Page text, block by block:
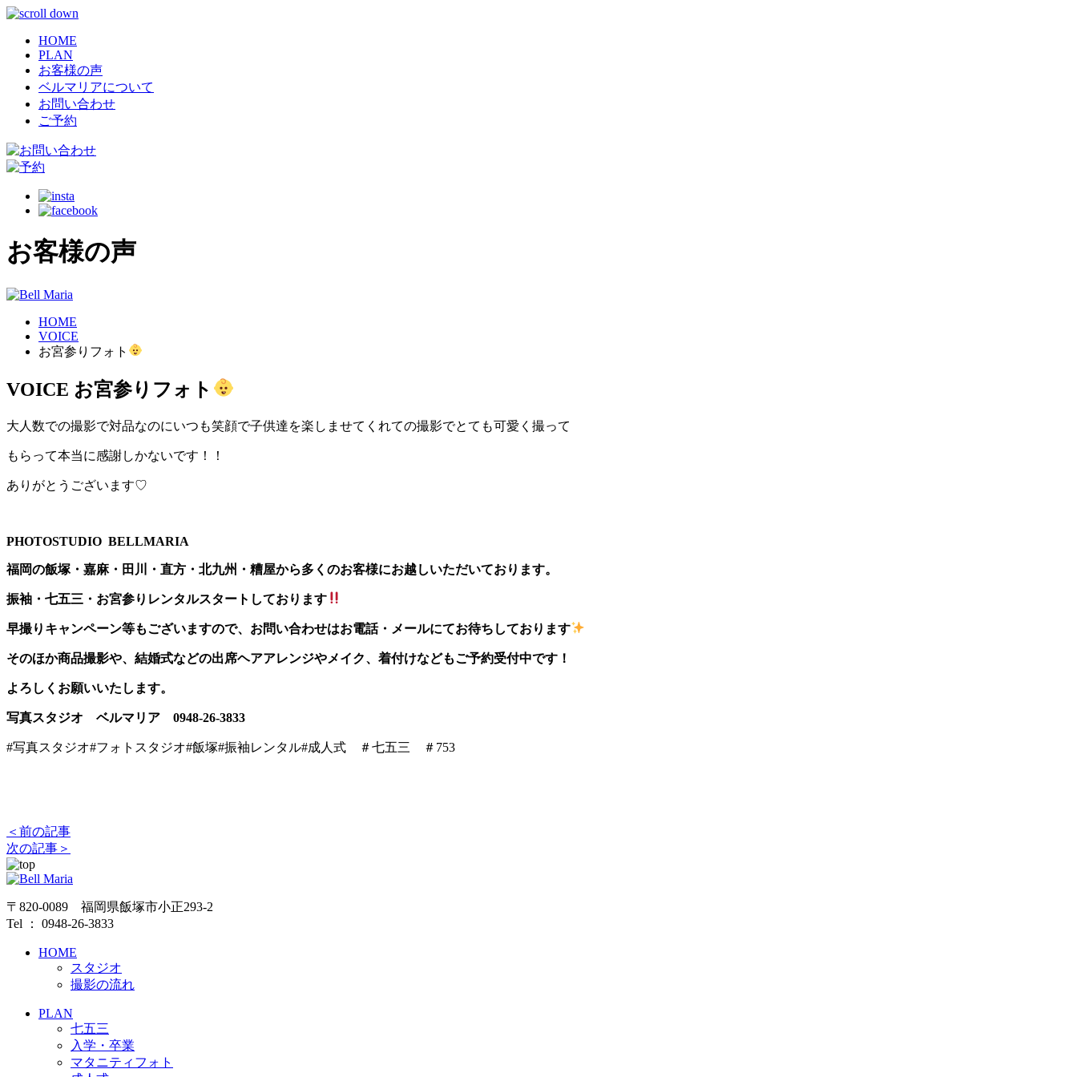
HOME
PLAN
お客様の声
ベルマリアについて
お問い合わせ
ご予約
お客様の声
HOME
VOICE
お宮参りフォト
VOICE お宮参りフォト
大人数での撮影で対品なのにいつも笑顔で子供達を楽しませてくれての撮影でとても可愛く撮って
もらって本当に感謝しかないです！！
ありがとうございます♡
PHOTOSTUDIO BELLMARIA
福岡の飯塚・嘉麻・田川・直方・北九州・糟屋から多くのお客様にお越しいただいております。
振袖・七五三・お宮参りレンタルスタートしております
早撮りキャンペーン等もございますので、お問い合わせはお電話・メールにてお待ちしております
そのほか商品撮影や、結婚式などの出席ヘアアレンジやメイク、着付けなどもご予約受付中です！
よろしくお願いいたします。
写真スタジオ ベルマリア 0948-26-3833
#写真スタジオ#フォトスタジオ#飯塚#振袖レンタル#成人式 ＃七五三 ＃753
＜前の記事
次の記事＞
〒820-0089 福岡県飯塚市小正293-2
Tel ： 0948-26-3833
HOME
スタジオ
撮影の流れ
PLAN
七五三
入学・卒業
マタニティフォト